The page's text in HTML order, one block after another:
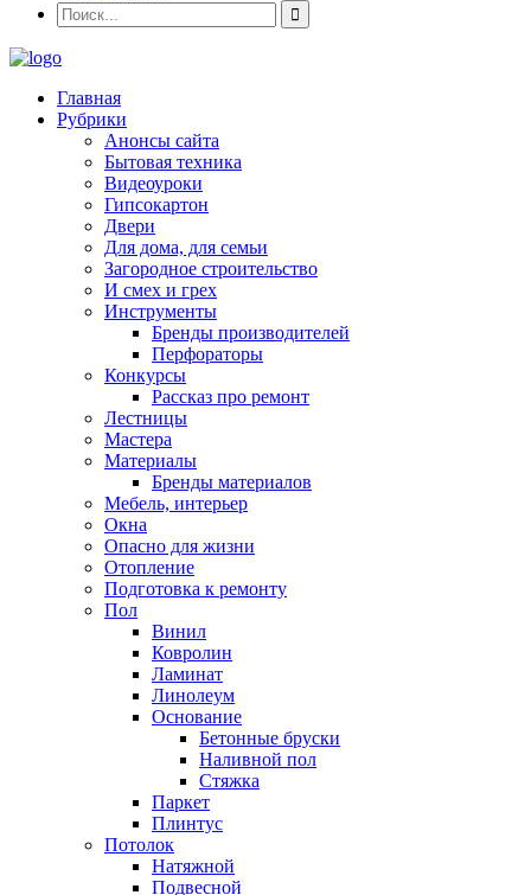
Главная
Рубрики
Анонсы сайта
Бытовая техника
Видеоуроки
Гипсокартон
Двери
Для дома, для семьи
Загородное строительство
И смех и грех
Инструменты
Бренды производителей
Перфораторы
Конкурсы
Рассказ про ремонт
Лестницы
Мастера
Материалы
Бренды материалов
Мебель, интерьер
Окна
Опасно для жизни
Отопление
Подготовка к ремонту
Пол
Винил
Ковролин
Ламинат
Линолеум
Основание
Бетонные бруски
Наливной пол
Стяжка
Паркет
Плинтус
Потолок
Натяжной
Подвесной